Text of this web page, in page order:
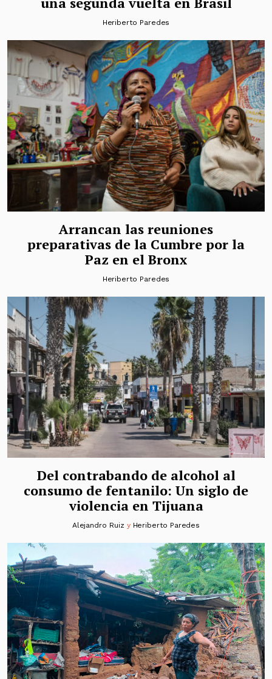
Heriberto Paredes
Arrancan las reuniones
preparativas de la Cumbre por la
Paz en el Bronx
Heriberto Paredes
Del contrabando de alcohol al
consumo de fentanilo: Un siglo de
violencia en Tijuana
Alejandro Ruiz y Heriberto Paredes